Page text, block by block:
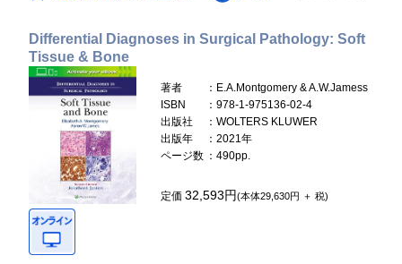
Differential Diagnoses in Surgical Pathology: Soft
Tissue & Bone
著者
：E.A.Montgomery & A.W.Jamess
ISBN
：978-1-975136-02-4
出版社
：WOLTERS KLUWER
出版年
：2021年
ページ数 ：490pp.
定価32,593円(本体29,630円 ＋ 税)